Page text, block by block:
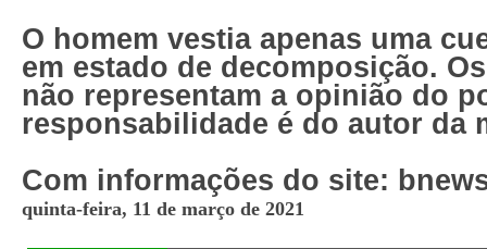
O homem vestia apenas uma
em estado de decomposição.
não representam a opinião do
responsabilidade é do autor da
Com informações do site:
quinta-feira, 11 de março de 2021